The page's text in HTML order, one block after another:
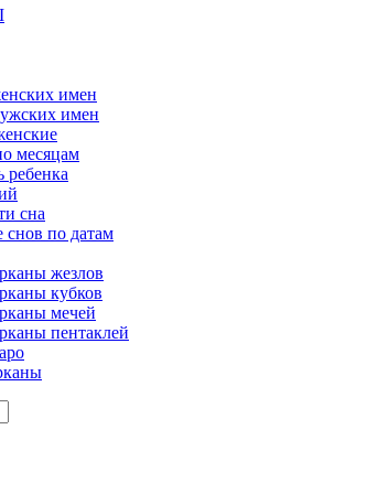
имен
имен
месяцам
ребенка
сна
снов по датам
жезлов
кубков
мечей
пентаклей